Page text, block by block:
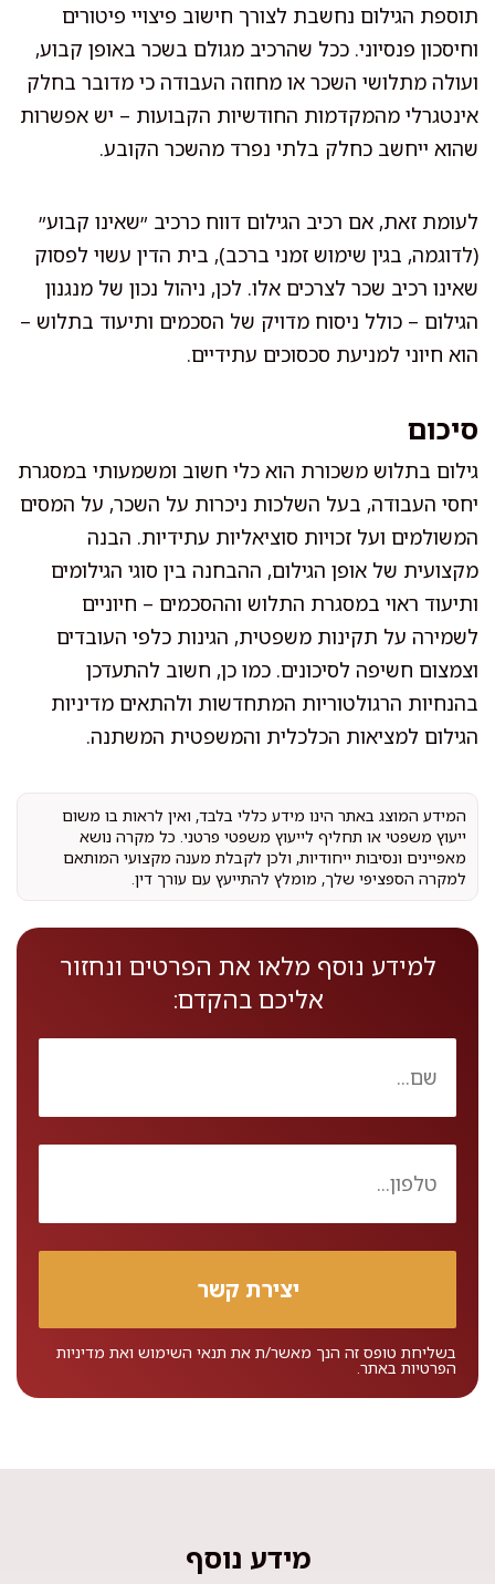
תוספת הגילום נחשבת לצורך חישוב פיצויי פיטורים
וחיסכון פנסיוני. ככל שהרכיב מגולם בשכר באופן קבוע,
ועולה מתלושי השכר או מחוזה העבודה כי מדובר בחלק
אינטגרלי מהמקדמות החודשיות הקבועות – יש אפשרות
שהוא ייחשב כחלק בלתי נפרד מהשכר הקובע.
לעומת זאת, אם רכיב הגילום דווח כרכיב ״שאינו קבוע״
(לדוגמה, בגין שימוש זמני ברכב), בית הדין עשוי לפסוק
שאינו רכיב שכר לצרכים אלו. לכן, ניהול נכון של מנגנון
הגילום – כולל ניסוח מדויק של הסכמים ותיעוד בתלוש –
הוא חיוני למניעת סכסוכים עתידיים.
סיכום
גילום בתלוש משכורת הוא כלי חשוב ומשמעותי במסגרת
יחסי העבודה, בעל השלכות ניכרות על השכר, על המסים
המשולמים ועל זכויות סוציאליות עתידיות. הבנה
מקצועית של אופן הגילום, ההבחנה בין סוגי הגילומים
ותיעוד ראוי במסגרת התלוש וההסכמים – חיוניים
לשמירה על תקינות משפטית, הגינות כלפי העובדים
וצמצום חשיפה לסיכונים. כמו כן, חשוב להתעדכן
בהנחיות הרגולטוריות המתחדשות ולהתאים מדיניות
הגילום למציאות הכלכלית והמשפטית המשתנה.
המידע המוצג באתר הינו מידע כללי בלבד, ואין לראות בו משום
ייעוץ משפטי או תחליף לייעוץ משפטי פרטני. כל מקרה נושא
מאפיינים ונסיבות ייחודיות, ולכן לקבלת מענה מקצועי המותאם
למקרה הספציפי שלך, מומלץ להתייעץ עם עורך דין.
למידע נוסף מלאו את הפרטים ונחזור
אליכם בהקדם:
בשליחת טופס זה הנך מאשר/ת את תנאי השימוש ואת מדיניות
הפרטיות באתר.
מידע נוסף